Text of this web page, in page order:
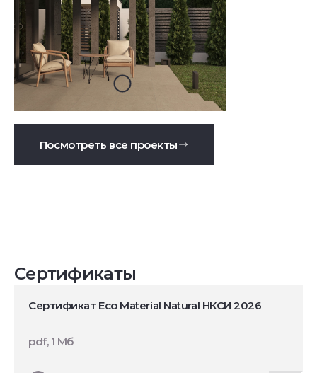
Посмотреть все проекты
Сертификаты
Сертификат Eco Material Natural НКСИ 2026
pdf, 1 Мб